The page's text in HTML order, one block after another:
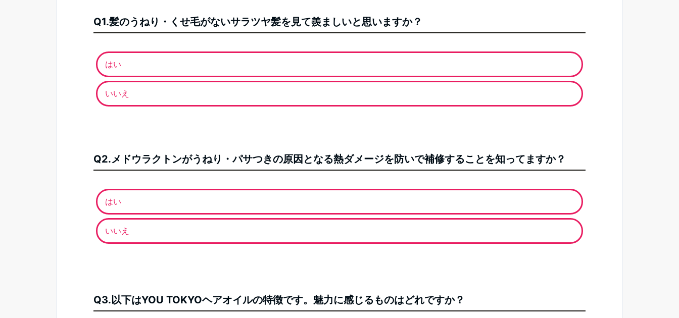
Q1.髪のうねり・くせ毛がないサラツヤ髪を見て羨ましいと思いますか？
はい
いいえ
Q2.メドウラクトンがうねり・パサつきの原因となる熱ダメージを防いで補修することを知ってますか？
はい
いいえ
Q3.以下はYOU TOKYOヘアオイルの特徴です。魅力に感じるものはどれですか？